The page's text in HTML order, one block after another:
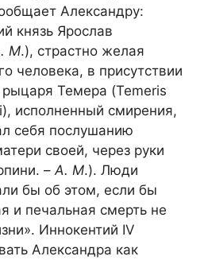
Александру:
князь Ярослав
М.), страстно желая
человека, в присутствии
рыцаря Темера (Temeris
исполненный смирения,
себя послушанию
своей, через руки
– А. М.). Люди
бы об этом, если бы
и печальная смерть не
Иннокентий IV
Александра как